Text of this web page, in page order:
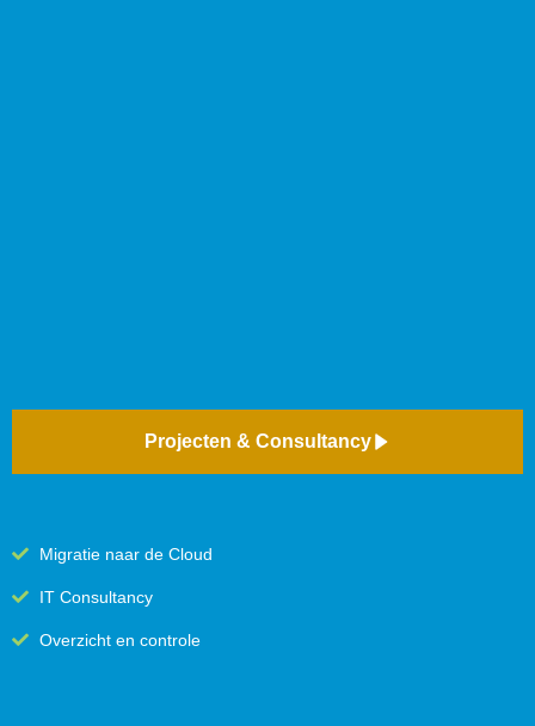
Projecten & Consultancy
Migratie naar de Cloud
IT Consultancy
Overzicht en controle